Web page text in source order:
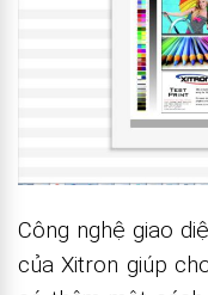
Công nghệ giao
của Xitron giúp